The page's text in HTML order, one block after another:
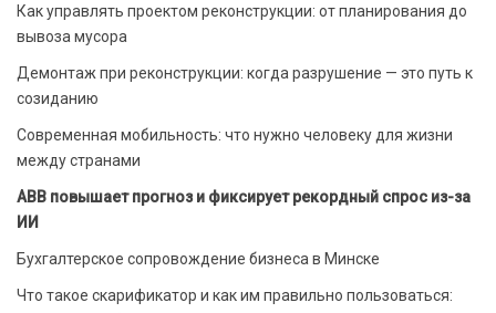
Как управлять проектом реконструкции: от планирования до
вывоза мусора
Демонтаж при реконструкции: когда разрушение — это путь к
созиданию
Современная мобильность: что нужно человеку для жизни
между странами
ABB повышает прогноз и фиксирует рекордный спрос из-за
ИИ
Бухгалтерское сопровождение бизнеса в Минске
Что такое скарификатор и как им правильно пользоваться: